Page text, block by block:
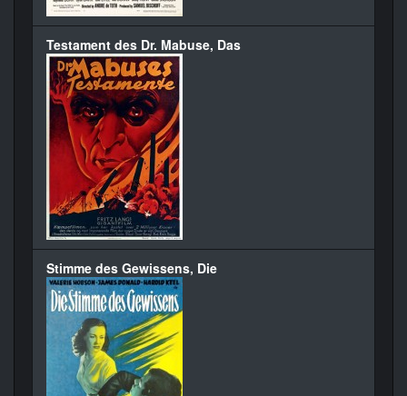
Testament des Dr. Mabuse, Das
Stimme des Gewissens, Die